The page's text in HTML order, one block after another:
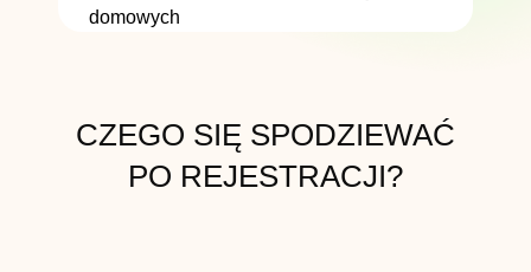
domowych
CZEGO SIĘ SPODZIEWAĆ
PO REJESTRACJI?